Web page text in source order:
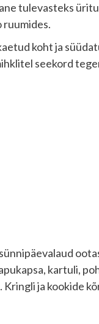
tulevasteks
ruumides.
koht ja
seekord
kartuli,
ja kookide